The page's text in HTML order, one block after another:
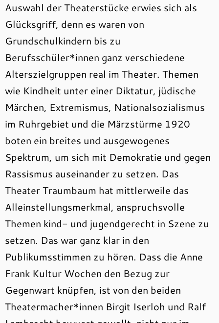
Auswahl der Theaterstücke erwies sich als
Glücksgriff, denn es waren von
Grundschulkindern bis zu
Berufsschüler*innen ganz verschiedene
Alterszielgruppen real im Theater. Themen
wie Kindheit unter einer Diktatur, jüdische
Märchen, Extremismus, Nationalsozialismus
im Ruhrgebiet und die Märzstürme 1920
boten ein breites und ausgewogenes
Spektrum, um sich mit Demokratie und gegen
Rassismus auseinander zu setzen. Das
Theater Traumbaum hat mittlerweile das
Alleinstellungsmerkmal, anspruchsvolle
Themen kind- und jugendgerecht in Szene zu
setzen. Das war ganz klar in den
Publikumsstimmen zu hören. Dass die Anne
Frank Kultur Wochen den Bezug zur
Gegenwart knüpfen, ist von den beiden
Theatermacher*innen Birgit Iserloh und Ralf